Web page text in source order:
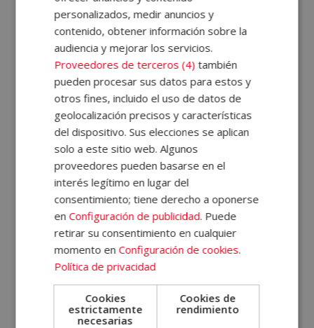
decisiones, la inteligencia emocional, la escucha activa
o la gestión de conflictos.
Nuestros programas están dirigidos a personas que
ocupan cargos de responsabilidad,
emprendedores o quienes desean mejorar su
perfil profesional
. Con nuestra metodología online y
a distancia, podrás adquirir competencias esenciales
para liderar con confianza en cualquier entorno laboral.
¿Qué más necesitas para estudiar liderazgo online en
ELBS? ¡Consulta nuestra oferta formativa en el ámbito!
¿Qué estudiar para ser un líder?
¿Qué es un curso de liderazgo?
personalizados, medir anuncios y
contenido, obtener información sobre la
audiencia y mejorar los servicios.
Proveedores de terceros (4) también
pueden procesar sus datos para estos y
otros fines, incluido el uso de datos de
geolocalización precisos y características
del dispositivo. Sus elecciones se aplican
solo a este sitio web. Algunos
proveedores pueden basarse en el
interés legítimo en lugar del
consentimiento; tiene derecho a oponerse
enConfiguración de publicidad. Puede
retirar su consentimiento en cualquier
momento enConfiguración de cookies.
Política de privacidad
Cookies
estrictamente
necesarias
Cookies de
rendimiento